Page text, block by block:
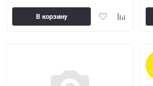
ДобавитьДобавить
В корзину